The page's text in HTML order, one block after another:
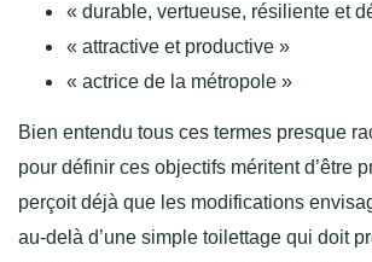
« durable, vertueuse, résiliente et
« attractive et productive »
« actrice de la métropole »
Bien entendu tous ces termes presque
pour définir ces objectifs méritent d’être
perçoit déjà que les modifications
au-delà d’une simple toilettage qui doit